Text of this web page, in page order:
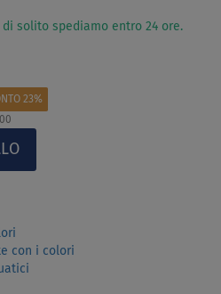
di solito spediamo entro 24 ore.
23%
con i colori